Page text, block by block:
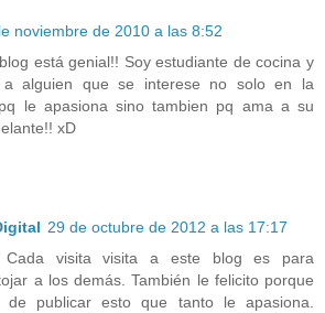
noviembre de 2010 a las 8:52
está genial!! Soy estudiante de cocina y
alguien que se interese no solo en la
le apasiona sino tambien pq ama a su
xD
29 de octubre de 2012 a las 17:17
Cada visita visita a este blog es para
a los demás. También le felicito porque
publicar esto que tanto le apasiona.